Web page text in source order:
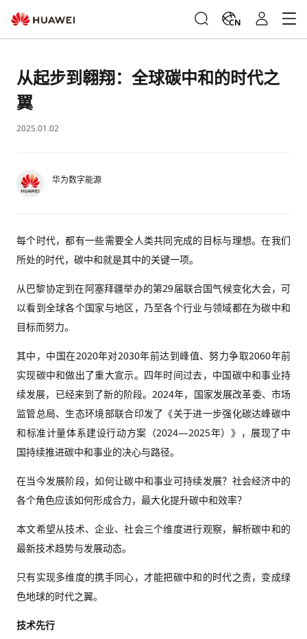
CN
从起步到翱翔：全球碳中和的时代之
翼
2025.01.02
华为数字能源
每个时代，都有一些需要全人类共同完成的目标与理想。在我们
所处的时代，碳中和就是其中的关键一项。
从巴黎协定到在阿塞拜疆举办的第29届联合国气候变化大会，可
以看到全球各个国家与地区，乃至各个行业与领域都在为碳中和
目标而努力。
其中，中国在2020年对2030年前达到峰值、努力争取2060年前
实现碳中和做出了重大宣示。四年时间过去，中国碳中和事业持
续发展，已经来到了新的阶段。2024年，国家发展改革委、市场
监管总局、生态环境部联合印发了《关于进一步强化碳达峰碳中
和标准计量体系建设行动方案（2024—2025年）》，展现了中
国持续推进碳中和事业的决心与路径。
在当今发展阶段，如何让碳中和事业可持续发展？社会经济中的
各个角色应该如何形成合力，最大化提升碳中和效率？
本文希望从技术、企业、社会三个维度进行观察，解析碳中和的
最新技术趋势与发展动态。
只有实现多维度的携手同心，才能把碳中和的时代之责，变成绿
色地球的时代之翼。
技术先行